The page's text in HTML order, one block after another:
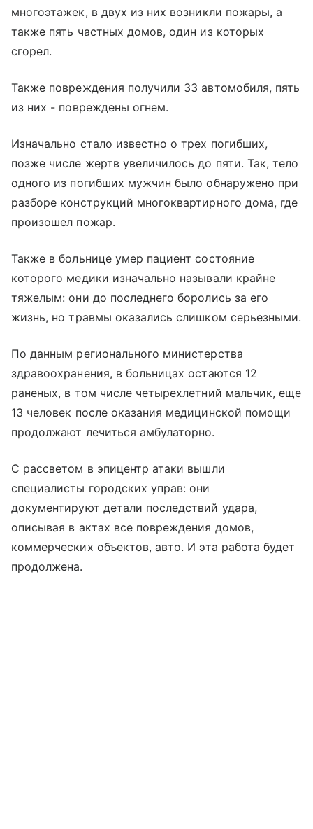
многоэтажек, в двух из них возникли пожары, а
также пять частных домов, один из которых
сгорел.
Также повреждения получили 33 автомобиля, пять
из них - повреждены огнем.
Изначально стало известно о трех погибших,
позже числе жертв увеличилось до пяти. Так, тело
одного из погибших мужчин было обнаружено при
разборе конструкций многоквартирного дома, где
произошел пожар.
Также в больнице умер пациент состояние
которого медики изначально называли крайне
тяжелым: они до последнего боролись за его
жизнь, но травмы оказались слишком серьезными.
По данным регионального министерства
здравоохранения, в больницах остаются 12
раненых, в том числе четырехлетний мальчик, еще
13 человек после оказания медицинской помощи
продолжают лечиться амбулаторно.
С рассветом в эпицентр атаки вышли
специалисты городских управ: они
документируют детали последствий удара,
описывая в актах все повреждения домов,
коммерческих объектов, авто. И эта работа будет
продолжена.